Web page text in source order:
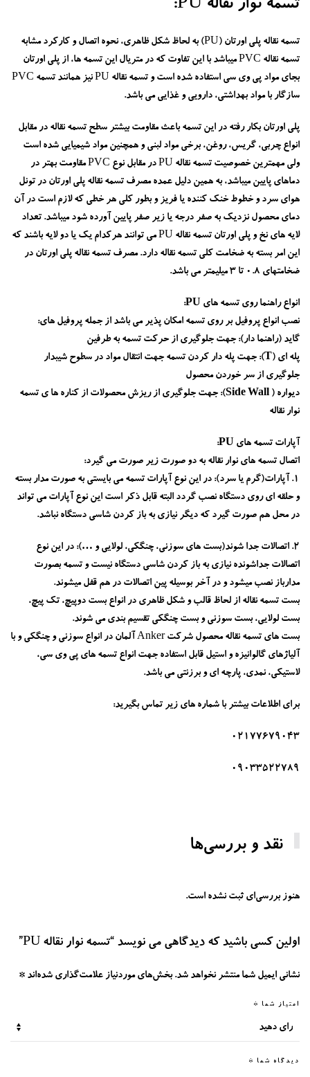
تسمه نوار نقاله PU:
تسمه نقاله پلی اورتان (PU) به لحاظ شکل ظاهری، نحوه اتصال و کارکرد مشابه
تسمه نقاله PVC میباشد با این تفاوت که در متریال این تسمه ها، از پلی اورتان
بجای مواد پی وی سی استفاده شده است و تسمه نقاله PU نیز همانند تسمه PVC
سازگار با مواد بهداشتی، دارویی و غذایی می باشد.
پلی اورتان بکار رفته در این تسمه باعث مقاومت بیشتر سطح تسمه نقاله در مقابل
انواع چربی، گریس، روغن، برخی مواد لبنی و همچنین مواد شیمیایی شده است
ولی مهمترین خصوصیت تسمه نقاله PU در مقابل نوع PVC مقاومت بهتر در
دماهای پایین میباشد، به همین دلیل عمده مصرف تسمه نقاله پلی اورتان در تونل
هوای سرد و خطوط خنک کننده یا فریز و بطور کلی هر خطی که لازم است در آن
دمای محصول نزدیک به صفر درجه یا زیر صفر پایین آورده شود میباشد. تعداد
لایه های نخ و پلی اورتان تسمه نقاله PU می توانند هرکدام یک یا دو لایه باشند که
این امر بسته به ضخامت کلی تسمه نقاله دارد. مصرف تسمه نقاله پلی اورتان در
ضخامتهای 0.8 تا 3 میلیمتر می باشد.
انواع راهنما روی تسمه های PU:
نصب انواع پروفیل بر روی تسمه امکان پذیر می باشد از جمله پروفیل های:
گاید (راهنما دار): جهت جلوگیری از حرکت تسمه به طرفین
پله ای (T):
جهت پله دار کردن تسمه جهت انتقال مواد در سطوح شیبدار
جلوگیری از سر خوردن محصول
دیواره ( Side Wall):
جهت جلوگیری از ریزش محصولات از کناره ها ی تسمه
نوار نقاله
آپارات تسمه های PU:
اتصال تسمه های نوار نقاله به دو صورت زیر صورت می گیرد:
1. آپارات(گرم یا سرد):
در این نوع آپارات تسمه می بایستی به صورت مدار بسته
و حلقه ای روی دستگاه نصب گردد البته قابل ذکر است این نوع آپارات می تواند
در محل هم صورت گیرد که دیگر نیازی به باز کردن شاسی دستگاه نباشد.
2. اتصالات جدا شوند(بست های سوزنی، چنگکی، لولایی و …):
در این نوع
اتصالات جداشونده نیازی به باز کردن شاسی دستگاه نیست و تسمه بصورت
مدارباز نصب میشود و در آخر بوسیله پین اتصالات در هم قفل میشوند.
بست تسمه نقاله از لحاظ قالب و شکل ظاهری در انواع بست دوپیچ، تک پیچ،
بست لولایی، بست سوزنی و بست چنگکی تقسیم بندی می شوند.
بست های تسمه نقاله محصول شرکت Anker آلمان در انواع سوزنی و چنگکی و با
آلیاژهای گالوانیزه و استیل قابل استفاده جهت انواع تسمه های پی وی سی،
لاستیکی، نمدی، پارچه ای و برزنتی می باشد.
برای اطلاعات بیشتر با شماره های زیر تماس بگیرید:
02177679043
09033522789
نقد و بررسی‌ها
هنوز بررسی‌ای ثبت نشده است.
اولین کسی باشید که دیدگاهی می نویسد “تسمه نوار نقاله PU”
نشانی ایمیل شما منتشر نخواهد شد. بخش‌های موردنیاز علامت‌گذاری شده‌اند *
امتیاز شما *
دیدگاه شما *